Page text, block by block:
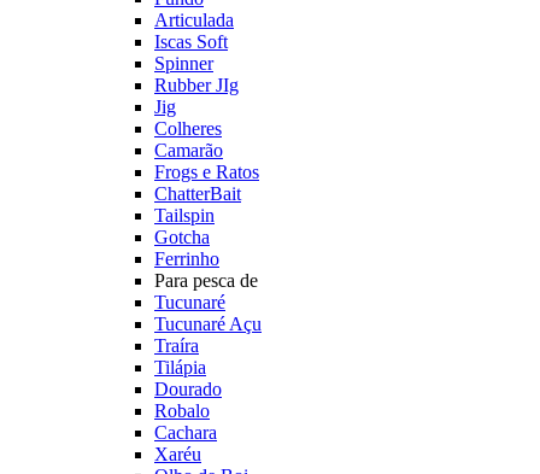
Articulada
Iscas Soft
Spinner
Rubber JIg
Jig
Colheres
Camarão
Frogs e Ratos
ChatterBait
Tailspin
Gotcha
Ferrinho
Para pesca de
Tucunaré
Tucunaré Açu
Traíra
Tilápia
Dourado
Robalo
Cachara
Xaréu